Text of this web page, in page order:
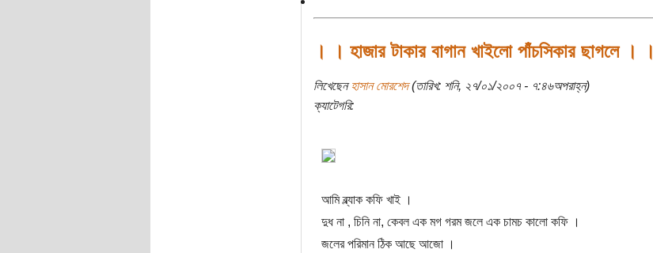
। । হাজার টাকার বাগান খাইলো পাঁচসিকার ছাগলে । ।
লিখেছেনহাসান মোরশেদ(তারিখ: শনি, ২৭/০১/২০০৭ - ৭:৪৬অপরাহ্ন)
ক্যাটেগরি:
আমি ব্ল্যাক কফি খাই ।
দুধ না , চিনি না, কেবল এক মগ গরম জলে এক চামচ কালো কফি ।
জলের পরিমান ঠিক আছে আজো ।